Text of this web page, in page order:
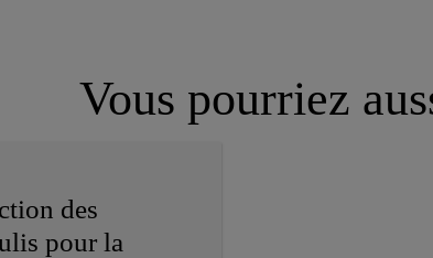
Vous pourriez
des
pour la